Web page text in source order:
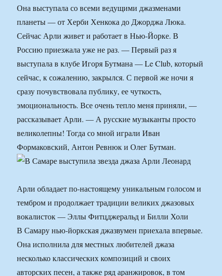
Она выступала со всеми ведущими джазменами
планеты — от Херби Хенкока до Джорджа Люка.
Сейчас Арли живет и работает в Нью-Йорке. В
Россию приезжала уже не раз. — Первый раз я
выступала в клубе Игоря Бутмана — Le Club, который
сейчас, к сожалению, закрылся. С первой же ночи я
сразу почувствовала публику, ее чуткость,
эмоциональность. Все очень тепло меня приняли, —
рассказывает Арли. — А русские музыканты просто
великолепны! Тогда со мной играли Иван
Формаковский, Антон Ревнюк и Олег Бутман.
Арли обладает по-настоящему уникальным голосом и
тембром и продолжает традиции великих джазовых
вокалисток — Эллы Фитцджеральд и Билли Холи
В Самару нью-йоркская джазвумен приехала впервые.
Она исполнила для местных любителей джаза
несколько классических композиций и своих
авторских песен, а также ряд аранжировок, в том